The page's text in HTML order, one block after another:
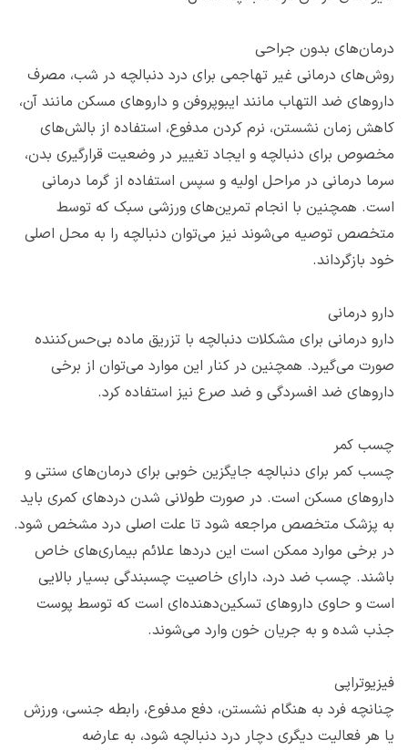
درمان‌های بدون جراحی
روش‌های درمانی غیر تهاجمی برای درد دنبالچه در شب، مصرف
داروهای ضد التهاب مانند ایبوپروفن و داروهای مسکن مانند آن،
کاهش زمان نشستن، نرم کردن مدفوع، استفاده از بالش‌های
مخصوص برای دنبالچه و ایجاد تغییر در وضعیت قرارگیری بدن،
سرما درمانی در مراحل اولیه و سپس استفاده از گرما درمانی
است. همچنین با انجام تمرین‌های ورزشی سبک که توسط
متخصص توصیه می‌شوند نیز می‌توان دنبالچه را به محل اصلی
خود بازگرداند.
دارو درمانی
دارو درمانی برای مشکلات دنبالچه با تزریق ماده بی‌حس‌کننده
صورت می‌گیرد. همچنین در کنار این موارد می‌توان از برخی
داروهای ضد افسردگی و ضد صرع نیز استفاده کرد.
چسب کمر
چسب کمر برای دنبالچه جایگزین خوبی برای درمان‌های سنتی و
داروهای مسکن است. در صورت طولانی شدن دردهای کمری باید
به پزشک متخصص مراجعه شود تا علت اصلی درد مشخص شود.
در برخی موارد ممکن است این دردها علائم بیماری‌های خاص
باشند. چسب ضد درد، دارای خاصیت چسبندگی بسیار بالایی
است و حاوی داروهای تسکین‌دهنده‌ای است که توسط پوست
جذب شده و به جریان خون وارد می‌شوند.
فیزیوتراپی
چنانچه فرد به هنگام نشستن، دفع مدفوع، رابطه جنسی، ورزش
یا هر فعالیت دیگری دچار درد دنبالچه شود، به عارضه